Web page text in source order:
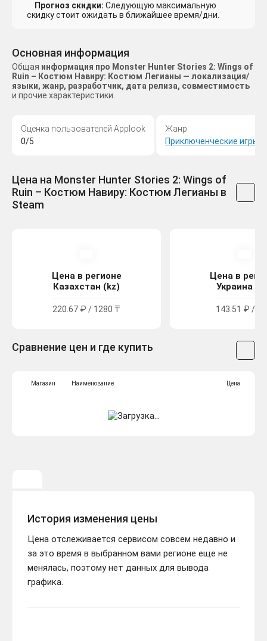
Прогноз скидки: Следующую максимальную
скидку стоит ожидать в ближайшее время/дни.
Основная информация
Общая информация про Monster Hunter Stories 2: Wings of
Ruin – Костюм Навиру: Костюм Легианы — локализация/
языки, жанр, разработчик, дата релиза, совместимость
и прочие характеристики.
Оценка пользователей Applook
0/5
Жанр
Приключенческие игры
Цена на Monster Hunter Stories 2: Wings of
Ruin – Костюм Навиру: Костюм Легианы в
Steam
Цена в регионе
Казахстан (kz)
220.67 ₽ / 1280 ₸
Цена в
Украина
143.51 ₽ /
Сравнение цен и где купить
Магазин Наименование Цена
История изменения цены
Цена отслеживается сервисом совсем недавно и
за это время в выбранном вами регионе еще не
менялась, поэтому нет данных для вывода
графика.